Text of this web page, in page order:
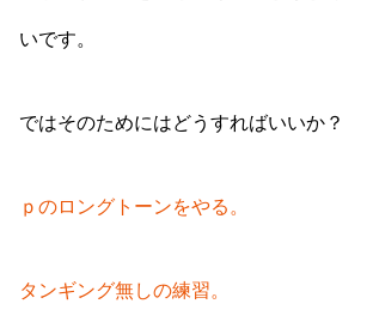
いです。
ではそのためにはどうすればいいか？
ｐのロングトーンをやる。
タンギング無しの練習。